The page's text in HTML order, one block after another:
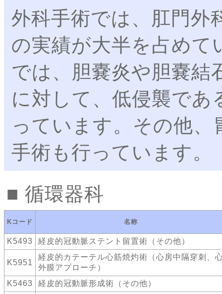
外科手術では、肛門外
の実績が大半を占めて
では、胆嚢炎や胆嚢結
に対して、低侵襲であ
っています。その他、
手術も行っています。
循環器科
Kコード 名称
K5493 経皮的冠動脈ステント留置術（その他）
K5951
経皮的カテーテル心筋焼灼術（心房中隔穿刺、
外膜アプローチ）
K5463
経皮的冠動脈形成術（その他）